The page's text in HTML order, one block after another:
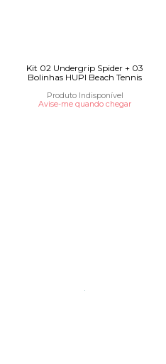
Kit 02 Undergrip Spider + 03
Bolinhas HUPI Beach Tennis
Produto Indisponível
Avise-me quando chegar